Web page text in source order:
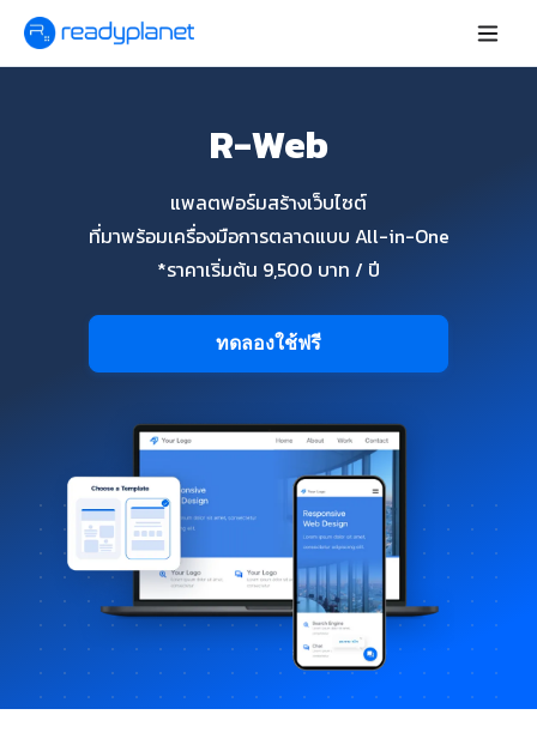
R-Web
แพลตฟอร์มสร้างเว็บไซต์
ที่มาพร้อมเครื่องมือการตลาดแบบ All-in-One
*ราคาเริ่มต้น 9,500 บาท / ปี
ทดลองใช้ฟรี